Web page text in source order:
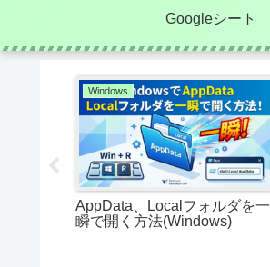
Googleシート
Windows
AppData、Localフォルダを一
瞬で開く方法(Windows)